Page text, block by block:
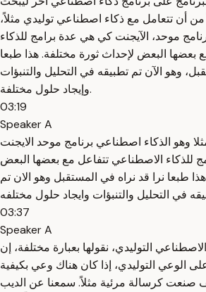
أن تتعامل مع ذكاء اصطناعي توليدي مثلاً،
موحد، الآيجنت كي هي عدة برامج للذكاء
بعضها البعض لإحداث ثورة مختلفة. هذا طبعا
وهو الآن تم تطبيقه في التحليل والتنبؤات
وإيجاد حلول مختلفة.
03:19
Speaker A
وهو الذكاء اصطناعي برنامج موحد الايجنت
للذكاء الاصطناعي تتفاعل مع بعضها البعض
طبعا نرا قد نراه في المستقبل وهو الان تم
في التحليل والتنبؤات وايجاد حلول مختلفه
03:37
Speaker A
التوليدي، نقولها بعبارة مختلفة، إن
الوعي التوليدي، إذا كان هناك وعي بكيفية
صنعت كرسالة مرئية مثلاً. سمعنا عن الديب